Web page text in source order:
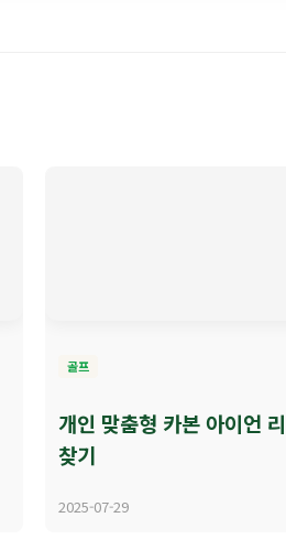
골프
개인 맞춤형 카본 아이언
찾기
2025-07-29